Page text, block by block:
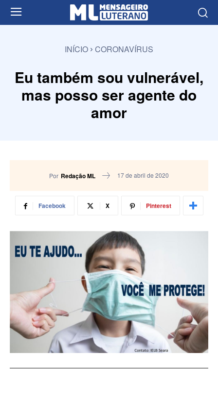
INÍCIO CORONAVÍRUS
Eu também sou vulnerável,
mas posso ser agente do
amor
Por Redação ML 17 de abril de 2020
Facebook X Pinterest